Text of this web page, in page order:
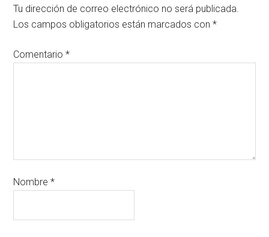
Tu dirección de correo electrónico no será publicada.
Los campos obligatorios están marcados con*
Comentario*
Nombre*